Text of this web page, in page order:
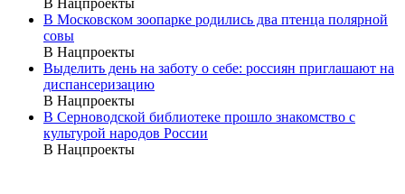
В Московском зоопарке родились два птенца полярной
совы
В Нацпроекты
Выделить день на заботу о себе: россиян приглашают на
диспансеризацию
В Нацпроекты
В Серноводской библиотеке прошло знакомство с
культурой народов России
В Нацпроекты